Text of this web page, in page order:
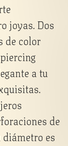
joyas. Dos
de color
a tu
de
diámetro es